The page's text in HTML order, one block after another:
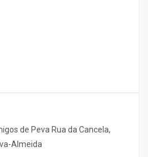
de Peva Rua da Cancela,
Almeida